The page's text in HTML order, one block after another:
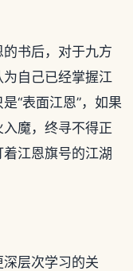
书后，对于九方
自己已经掌握江
“表面江恩”，如果
魔，终寻不得正
江恩旗号的江湖
层次学习的关